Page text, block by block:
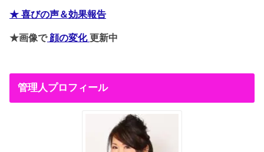
★ 喜びの声＆効果報告
★画像で顔の変化更新中
管理人プロフィール